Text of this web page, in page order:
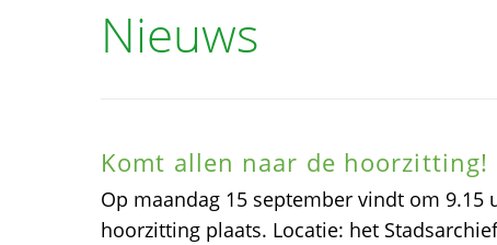
Nieuws
Komt allen naar de hoorzitting!
Op maandag 15 september vindt om 9.15
hoorzitting plaats. Locatie: het